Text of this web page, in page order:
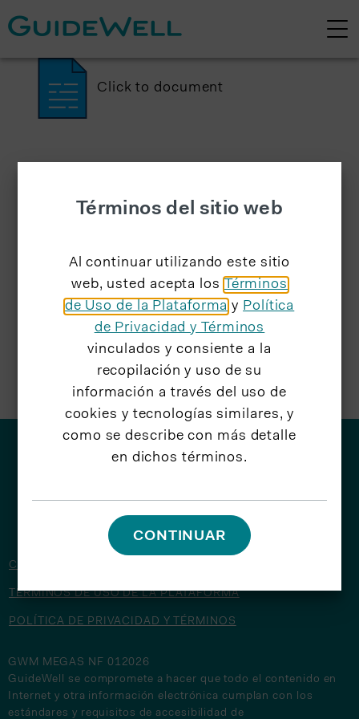
Click to document
CONTÁCTENOS
TÉRMINOS DE USO DE LA PLATAFORMA
POLÍTICA DE PRIVACIDAD Y TÉRMINOS
GWM MEGAS NF 012026
GuideWell se compromete a hacer que todo el contenido en
Internet y otra información electrónica cumplan con los
estándares y requisitos de accesibilidad de
Términos del sitio web
Al continuar utilizando este sitio
web, usted acepta los
Términos
de Uso de la Plataforma y Política
de Privacidad y Términos
vinculados y consiente a la
recopilación y uso de su
información a través del uso de
cookies y tecnologías similares, y
como se describe con más detalle
en dichos términos.
CONTINUAR